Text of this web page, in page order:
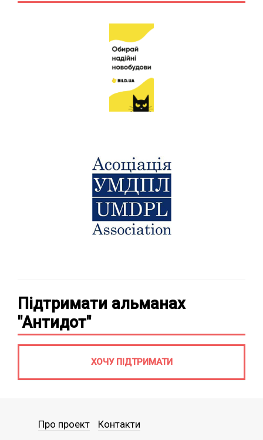
Підтримати альманах
"Антидот"
ХОЧУ ПІДТРИМАТИ
Про проект Контакти